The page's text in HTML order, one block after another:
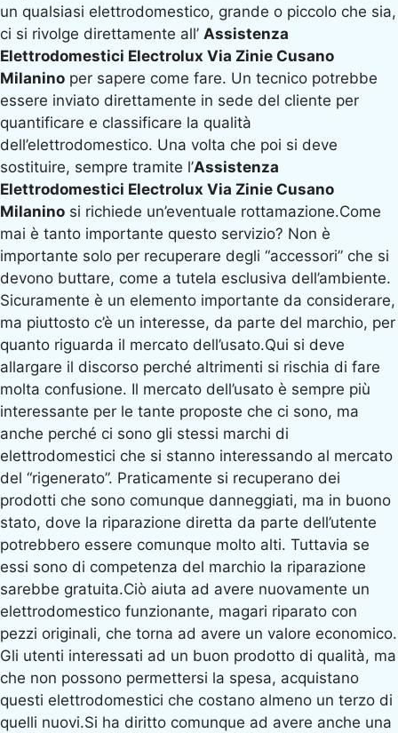
un qualsiasi elettrodomestico, grande o piccolo che sia,
ci si rivolge direttamente all’ Assistenza
Elettrodomestici Electrolux Via Zinie Cusano
Milanino per sapere come fare. Un tecnico potrebbe
essere inviato direttamente in sede del cliente per
quantificare e classificare la qualità
dell’elettrodomestico. Una volta che poi si deve
sostituire, sempre tramite l’Assistenza
Elettrodomestici Electrolux Via Zinie Cusano
Milanino si richiede un’eventuale rottamazione.Come
mai è tanto importante questo servizio? Non è
importante solo per recuperare degli “accessori” che si
devono buttare, come a tutela esclusiva dell’ambiente.
Sicuramente è un elemento importante da considerare,
ma piuttosto c’è un interesse, da parte del marchio, per
quanto riguarda il mercato dell’usato.Qui si deve
allargare il discorso perché altrimenti si rischia di fare
molta confusione. Il mercato dell’usato è sempre più
interessante per le tante proposte che ci sono, ma
anche perché ci sono gli stessi marchi di
elettrodomestici che si stanno interessando al mercato
del “rigenerato”. Praticamente si recuperano dei
prodotti che sono comunque danneggiati, ma in buono
stato, dove la riparazione diretta da parte dell’utente
potrebbero essere comunque molto alti. Tuttavia se
essi sono di competenza del marchio la riparazione
sarebbe gratuita.Ciò aiuta ad avere nuovamente un
elettrodomestico funzionante, magari riparato con
pezzi originali, che torna ad avere un valore economico.
Gli utenti interessati ad un buon prodotto di qualità, ma
che non possono permettersi la spesa, acquistano
questi elettrodomestici che costano almeno un terzo di
quelli nuovi.Si ha diritto comunque ad avere anche una